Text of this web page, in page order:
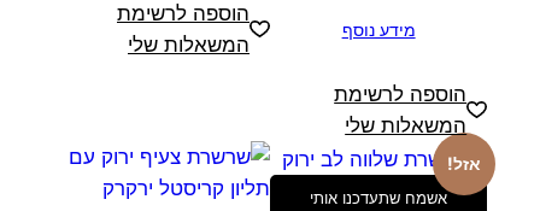
מידע נוסף
הוספה לרשימת
המשאלות שלי
הוספה לרשימת
המשאלות שלי
אזל!
אשמח שתעדכנו אותי